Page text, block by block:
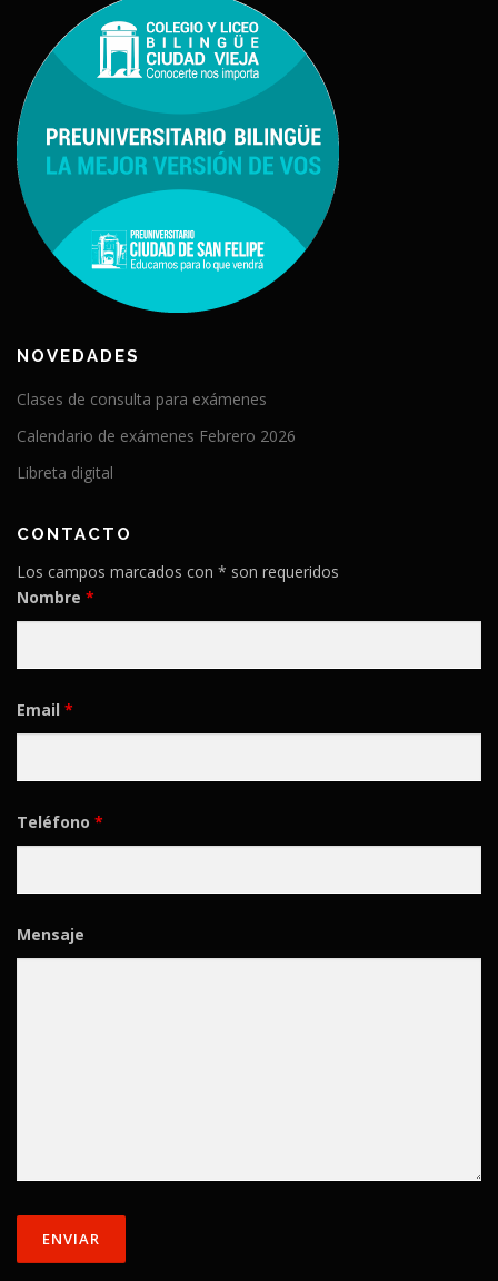
NOVEDADES
Clases de consulta para exámenes
Calendario de exámenes Febrero 2026
Libreta digital
CONTACTO
Los campos marcados con * son requeridos
Nombre *
Email *
Teléfono *
Mensaje